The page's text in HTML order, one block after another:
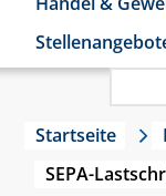
Startseite
SEPA-